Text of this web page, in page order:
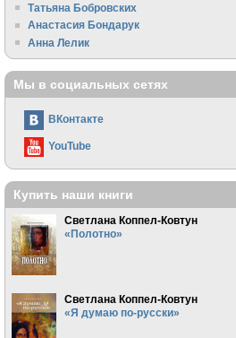
Татьяна Бобровских
Анастасия Бондарук
Анна Лелик
Мы в социальных сетях
ВКонтакте
YouTube
Купить наши книги
Светлана Коппел-Ковтун
«Полотно»
Светлана Коппел-Ковтун
«Я думаю по-русски»